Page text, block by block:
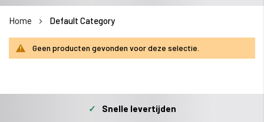
Home Default Category
Geen producten gevonden voor deze selectie.
✓ Snelle levertijden